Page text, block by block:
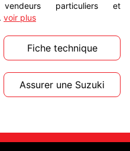
particuliers et
voir plus
Fiche technique
Assurer une Suzuki